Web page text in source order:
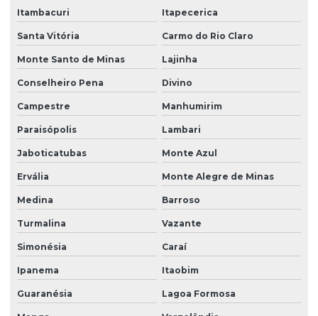
Itambacuri Itapecerica
Santa Vitória Carmo do Rio Claro
Monte Santo de Minas Lajinha
Conselheiro Pena Divino
Campestre Manhumirim
Paraisópolis Lambari
Jaboticatubas Monte Azul
Ervália Monte Alegre de Minas
Medina Barroso
Turmalina Vazante
Simonésia Caraí
Ipanema Itaobim
Guaranésia Lagoa Formosa